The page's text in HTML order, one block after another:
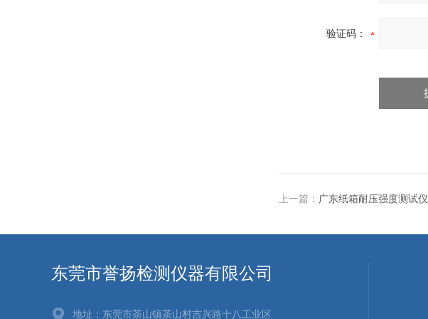
验证码：
上一篇： 广东纸箱耐压强度测试仪
东莞市誉扬检测仪器有限公司
地址：东莞市茶山镇茶山村吉兴路十八工业区